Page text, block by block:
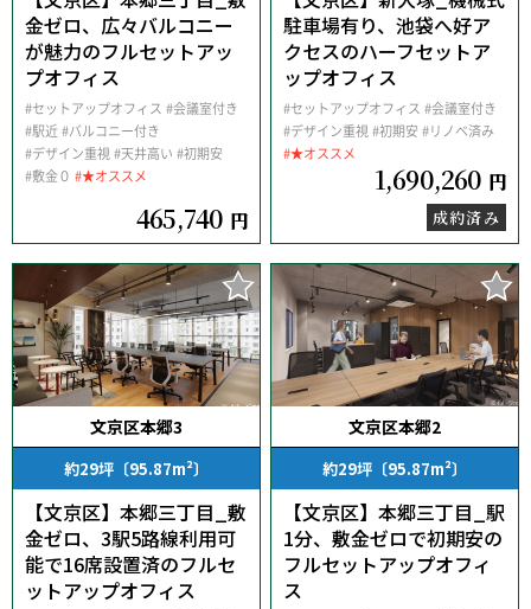
金ゼロ、広々バルコニー
が魅力のフルセットアッ
プオフィス
#セットアップオフィス #会議室付き
#駅近 #バルコニー付き
#デザイン重視#天井高い #初期安
#敷金０ #★オススメ
465,740 円
駐車場有り、池袋へ好ア
クセスのハーフセットア
ップオフィス
#セットアップオフィス #会議室付き
#デザイン重視#初期安 #リノベ済み
#★オススメ
1,690,260 円
成約済み
文京区本郷3
約29坪〔95.87m²〕
【文京区】本郷三丁目_敷
金ゼロ、3駅5路線利用可
能で16席設置済のフルセ
ットアップオフィス
文京区本郷2
約29坪〔95.87m²〕
【文京区】本郷三丁目_駅
1分、敷金ゼロで初期安の
フルセットアップオフィ
ス